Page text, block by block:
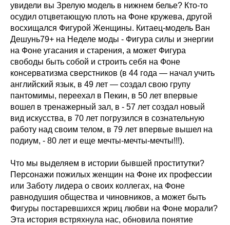
увидели вы Зрелую модель в нижнем белье? Кто-то
осудил отцветающую плоть на Фоне кружева, другой
восхищался Фигурой Женщины. Китаец-модель Ван
Дешунь79+ на Неделе моды - Фигура силы и энергии
на Фоне угасания и старения, а может Фигура
свободы быть собой и строить себя на Фоне
консерватизма сверстников (в 44 года — начал учить
английский язык, в 49 лет — создал свою групу
пантомимы, переехал в Пекин, в 50 лет впервые
вошел в тренажерный зал, в - 57 лет создал новый
вид искусства, в 70 лет погрузился в сознательную
работу над своим телом, в 79 лет впервые вышел на
подиум, - 80 лет и еще мечты-мечты-мечты!!!).
Что мы выделяем в истории бывшей проститутки?
Персонажи пожилых женщин на Фоне их профессии
или Заботу лидера о своих коллегах, на Фоне
равнодушия общества и чиновников, а может быть
Фигуры постаревшихся жриц любви на Фоне морали?
Эта история встряхнула нас, обновила понятие